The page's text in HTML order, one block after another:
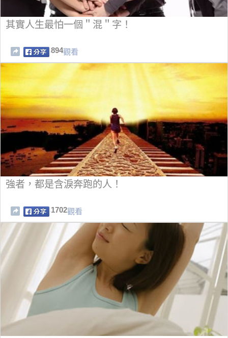
其實人生最怕一個＂混＂字！
894觀看
強者，都是含淚奔跑的人！
1702觀看